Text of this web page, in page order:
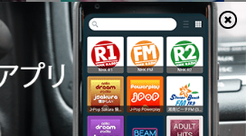
文化放送PodcastQRスペシ
ャル